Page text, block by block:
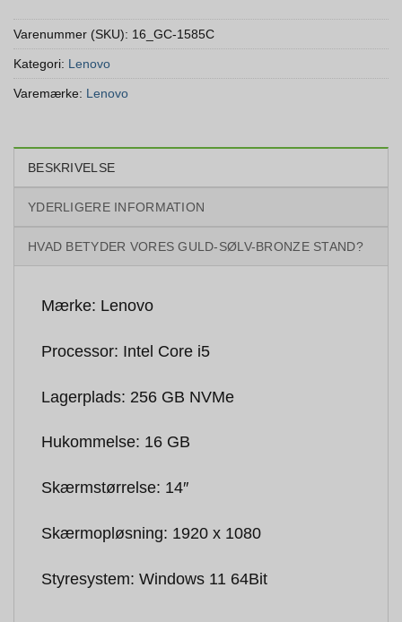
Varenummer (SKU): 16_GC-1585C
Kategori: Lenovo
Varemærke: Lenovo
BESKRIVELSE
YDERLIGERE INFORMATION
HVAD BETYDER VORES GULD-SØLV-BRONZE STAND?
Mærke: Lenovo
Processor: Intel Core i5
Lagerplads: 256 GB NVMe
Hukommelse: 16 GB
Skærmstørrelse: 14″
Skærmopløsning: 1920 x 1080
Styresystem: Windows 11 64Bit